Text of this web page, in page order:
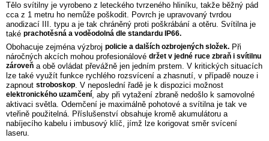
Tělo svítilny je vyrobeno z leteckého tvrzeného hliníku, takže běžný pád
cca z 1 metru ho nemůže poškodit. Povrch je upravovaný tvrdou
anodizací III. typu a je tak chráněný proti poškrábání a otěru. Svítilna je
také prachotěsná a voděodolná dle standardu IP66.
Obohacuje zejména výzbroj policie a dalších ozbrojených složek. Při
náročných akcích mohou profesionálové držet v jedné ruce zbraň i svítilnu
zároveň a obě ovládat převážně jen jedním prstem. V kritických situacích
lze také využít funkce rychlého rozsvícení a zhasnutí, v případě nouze i
zapnout stroboskop. V neposlední řadě je k dispozici možnost
elektronického uzamčení, aby při vytažení zbraně nedošlo k samovolné
aktivaci světla. Odemčení je maximálně pohotové a svítilna je tak ve
vteřině použitelná. Příslušenství obsahuje kromě akumulátoru a
nabíjecího kabelu i imbusový klíč, jímž lze korigovat směr svícení
laseru.